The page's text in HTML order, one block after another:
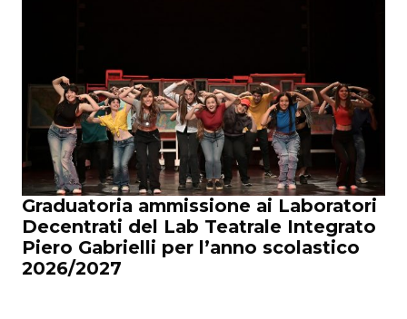
Graduatoria ammissione ai Laboratori
Decentrati del Lab Teatrale Integrato
Piero Gabrielli per l’anno scolastico
2026/2027